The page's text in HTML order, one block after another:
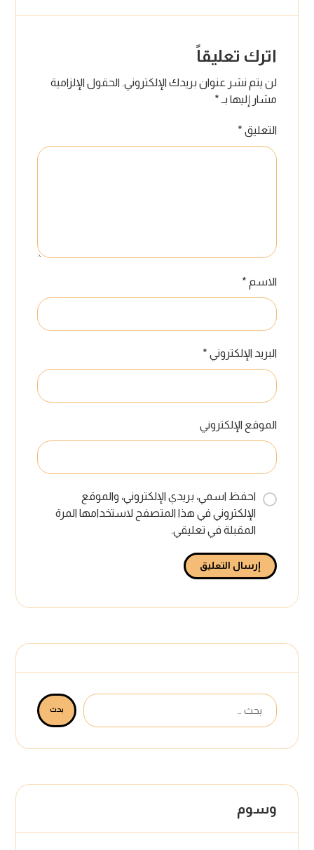
اترك تعليقاً
لن يتم نشر عنوان بريدك الإلكتروني. الحقول الإلزامية
مشار إليها بـ *
التعليق *
الاسم *
البريد الإلكتروني *
الموقع الإلكتروني
احفظ اسمي، بريدي الإلكتروني، والموقع
الإلكتروني في هذا المتصفح لاستخدامها المرة
المقبلة في تعليقي.
إرسال التعليق
بحث
وسوم